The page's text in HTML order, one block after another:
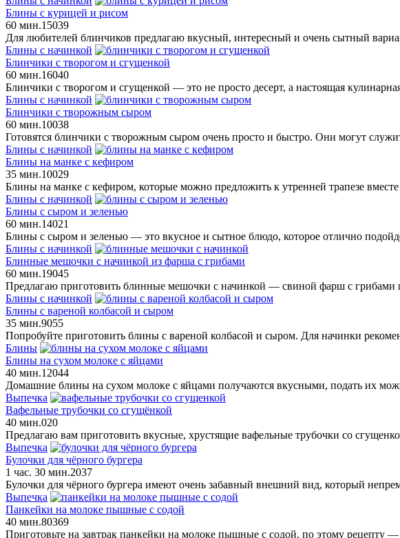
Блины с курицей и рисом
60 мин.15039
Для любителей блинчиков предлагаю вкусный, интересный и очень сытный
Блины с начинкой
Блинчики с творогом и сгущенкой
60 мин.16040
Блинчики с творогом и сгущенкой — это не просто десерт, а настоящая
Блины с начинкой
Блинчики с творожным сыром
60 мин.10038
Готовятся блинчики с творожным сыром очень просто и быстро. Они могут
Блины с начинкой
Блины на манке с кефиром
35 мин.10029
Блины на манке с кефиром, которые можно предложить к утренней трапезе
Блины с начинкой
Блины с сыром и зеленью
60 мин.14021
Блины с сыром и зеленью — это вкусное и сытное блюдо, которое отлично
Блины с начинкой
Блинные мешочки с начинкой из фарша с грибами
60 мин.19045
Предлагаю приготовить блинные мешочки с начинкой — свиной фарш с
Блины с начинкой
Блины с вареной колбасой и сыром
35 мин.9055
Попробуйте приготовить блины с вареной колбасой и сыром. Для начинки
Блины
Блины на сухом молоке с яйцами
40 мин.12044
Домашние блины на сухом молоке с яйцами получаются вкусными, подать их
Выпечка
Вафельные трубочки со сгущёнкой
40 мин.020
Предлагаю вам приготовить вкусные, хрустящие вафельные трубочки со
Выпечка
Булочки для чёрного бургера
1 час. 30 мин.2037
Булочки для чёрного бургера имеют очень забавный внешний вид, который
Выпечка
Панкейки на молоке пышные с содой
40 мин.80369
Приготовьте на завтрак панкейки на молоке пышные с содой, по этому